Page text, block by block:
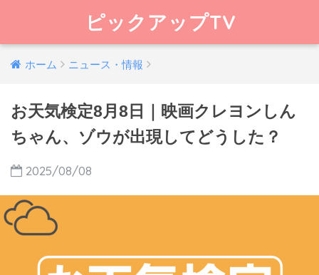
ピックアップTV
ホーム ニュース・情報
お天気検定8月8日｜映画クレヨンしん
ちゃん、ゾウが出現してどうした？
2025/08/08